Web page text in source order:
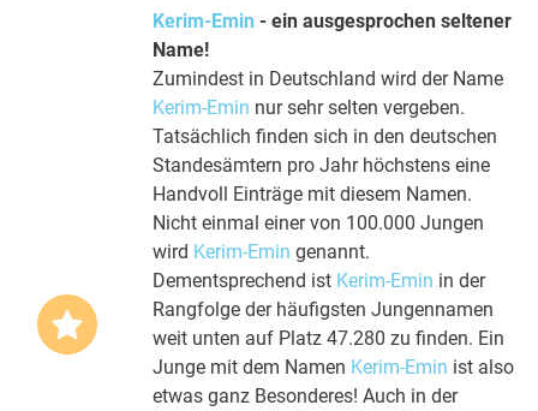
Kerim-Emin - ein ausgesprochen seltener
Name!
Zumindest in Deutschland wird der Name
Kerim-Emin nur sehr selten vergeben.
Tatsächlich finden sich in den deutschen
Standesämtern pro Jahr höchstens eine
Handvoll Einträge mit diesem Namen.
Nicht einmal einer von 100.000 Jungen
wird Kerim-Emin genannt.
Dementsprechend ist Kerim-Emin in der
Rangfolge der häufigsten Jungennamen
weit unten auf Platz 47.280 zu finden. Ein
Junge mit dem Namen Kerim-Emin ist also
etwas ganz Besonderes! Auch in der